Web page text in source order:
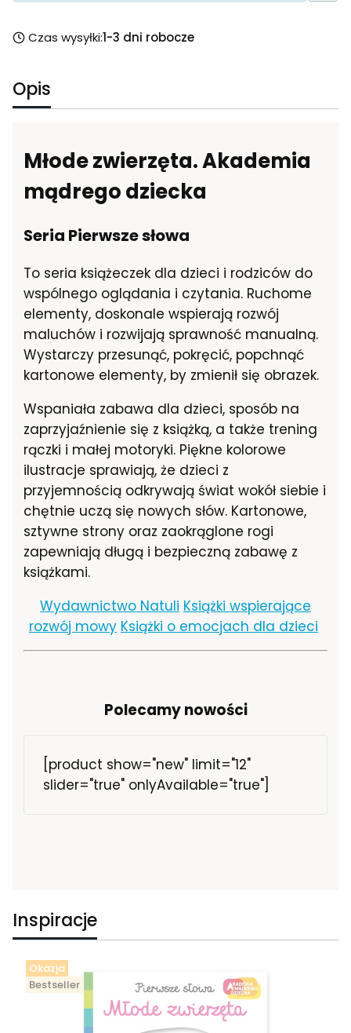
Czas wysyłki:1-3 dni robocze
Opis
Młode zwierzęta. Akademia
mądrego dziecka
Seria Pierwsze słowa
To seria książeczek dla dzieci i rodziców do
wspólnego oglądania i czytania. Ruchome
elementy, doskonale wspierają rozwój
maluchów i rozwijają sprawność manualną.
Wystarczy przesunąć, pokręcić, popchnąć
kartonowe elementy, by zmienił się obrazek.
Wspaniała zabawa dla dzieci, sposób na
zaprzyjaźnienie się z książką, a także trening
rączki i małej motoryki. Piękne kolorowe
ilustracje sprawiają, że dzieci z
przyjemnością odkrywają świat wokół siebie i
chętnie uczą się nowych słów. Kartonowe,
sztywne strony oraz zaokrąglone rogi
zapewniają długą i bezpieczną zabawę z
książkami.
Wydawnictwo Natuli Książki wspierające
rozwój mowy Książki o emocjach dla dzieci
Polecamy nowości
[product show="new" limit="12"
slider="true" onlyAvailable="true"]
Inspiracje
Okazja
Bestseller